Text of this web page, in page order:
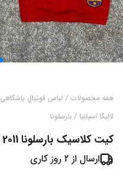
همه محصولات / لباس فوتبال باشگاهی
لالیگا اسپانیا / بارسلونا
کیت کلاسیک بارسلونا 2011 تیشرت با شورت
ارسال از 2 روز کاری